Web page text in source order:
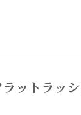
ットラッシ